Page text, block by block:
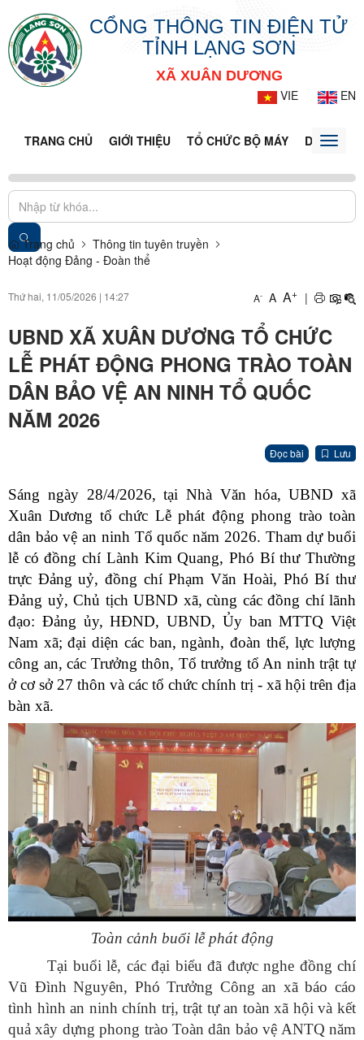
CỔNG THÔNG TIN ĐIỆN TỬ
TỈNH LẠNG SƠN
XÃ XUÂN DƯƠNG
VIE
EN
TRANG CHỦ GIỚI THIỆU TỔ CHỨC BỘ MÁY DOANH
Toggle
Trang chủ
Thông tin tuyên truyền
Hoạt động Đảng - Đoàn thể
Thứ hai, 11/05/2026 | 14:27 A- A A+ |
UBND XÃ XUÂN DƯƠNG TỔ CHỨC
LỄ PHÁT ĐỘNG PHONG TRÀO TOÀN
DÂN BẢO VỆ AN NINH TỔ QUỐC
NĂM 2026
Đọc bài Lưu
Sáng ngày 28/4/2026, tại Nhà Văn hóa, UBND xã
Xuân Dương tổ chức Lễ phát động phong trào toàn
dân bảo vệ an ninh Tổ quốc năm 2026. Tham dự buổi
lễ cóđồng chí Lành Kim Quang, Phó Bí thư Thường
trực Đảng uỷ, đồng chí Phạm Văn Hoài, Phó Bí thư
Đảng uỷ, Chủ tịch UBND xã, cùng các đồng chí lãnh
đạo: Đảng ủy,HĐND, UBND, Ủy ban MTTQ Việt
Nam xã; đại diện các ban, ngành, đoàn thể, lực lượng
công an,các Trưởng thôn, Tổ trưởng tổ An ninh trật tự
ở cơ sở 27 thôn và các tổ chức chính trị - xã hội trên địa
bàn xã.
Toàn cảnh buổi lễ phát động
Tại buổi lễ, các đại biểu đã được nghe đồng chí
Vũ Đình Nguyên, Phó Trưởng Công an xã báo cáo
tình hình an ninh chính trị, trật tự an toàn xã hội và kết
quả xây dựng phong trào Toàn dân bảo vệ ANTQ năm